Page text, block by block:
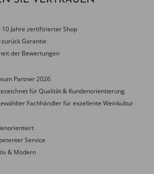
10 Jahre zertifizierter Shop
zurück Garantie
der Bewertungen
Partner 2026
für Qualität & Kundenorientierung
Fachhändler für exzellente Weinkultur
Service
& Modern